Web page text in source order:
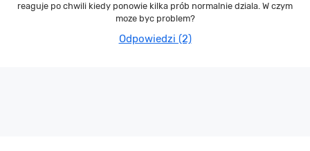
reaguje po chwili kiedy ponowie kilka prób normalnie dziala. W czym
moze byc problem?
Odpowiedzi (2)